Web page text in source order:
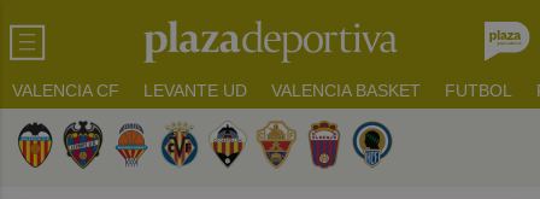
VALENCIA CF LEVANTE UD VALENCIA BASKET FUTBOL